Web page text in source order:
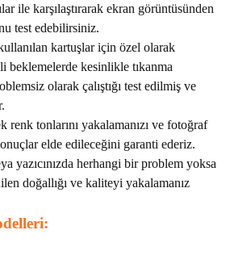
ile karşılaştırarak ekran görüntüsünden
test edebilirsiniz.
kartuşlar için özel olarak
beklemelerde kesinlikle tıkanma
olarak çalıştığı test edilmiş ve
tonlarını yakalamanızı ve fotoğraf
elde edileceğini garanti ederiz.
yazıcınızda herhangi bir problem yoksa
doğallığı ve kaliteyi yakalamanız